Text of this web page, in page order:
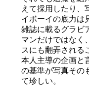
えて採用したり、
イボーイの底力は
雑誌に載るグラビ
マンだけではなく
スにも翻弄される
本人主導の企画と
の基準が写真その
て珍しい。